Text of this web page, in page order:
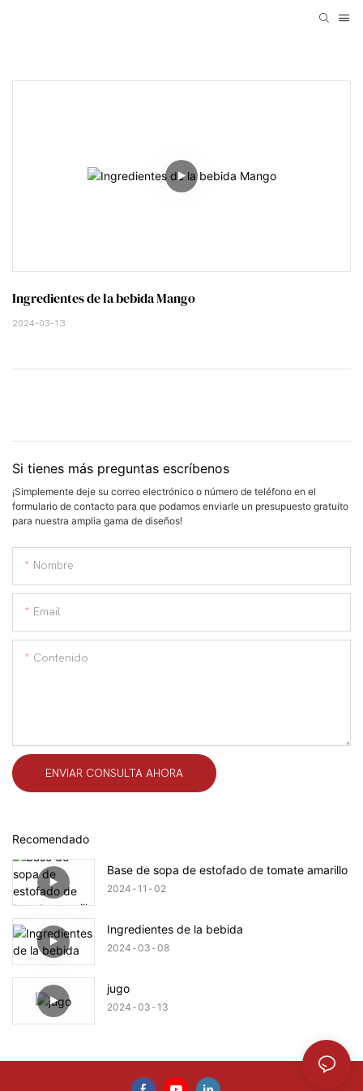
Ingredientes de la bebida Mango
2024-03-13
Si tienes más preguntas escríbenos
¡Simplemente deje su correo electrónico o número de teléfono en el
formulario de contacto para que podamos enviarle un presupuesto gratuito
para nuestra amplia gama de diseños!
Nombre
Email
Contenido
ENVIAR CONSULTA AHORA
Recomendado
Base de sopa de estofado de tomate amarillo
2024 11 02
Ingredientes de la bebida
2024 03 08
jugo
2024 03 13